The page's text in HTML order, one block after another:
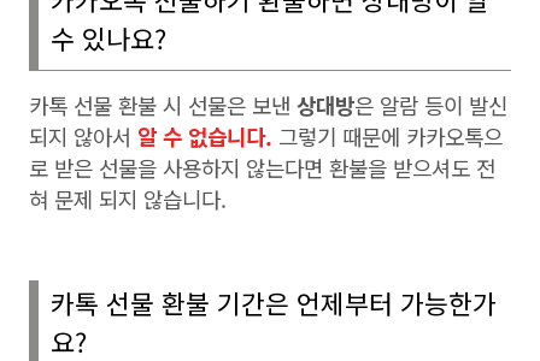
수 있나요?
카톡 선물 환불 시 선물은 보낸 상대방은 알람 등이 발신
되지 않아서 알 수 없습니다. 그렇기 때문에 카카오톡으
로 받은 선물을 사용하지 않는다면 환불을 받으셔도 전
혀 문제 되지 않습니다.
카톡 선물 환불 기간은 언제부터 가능한가
요?